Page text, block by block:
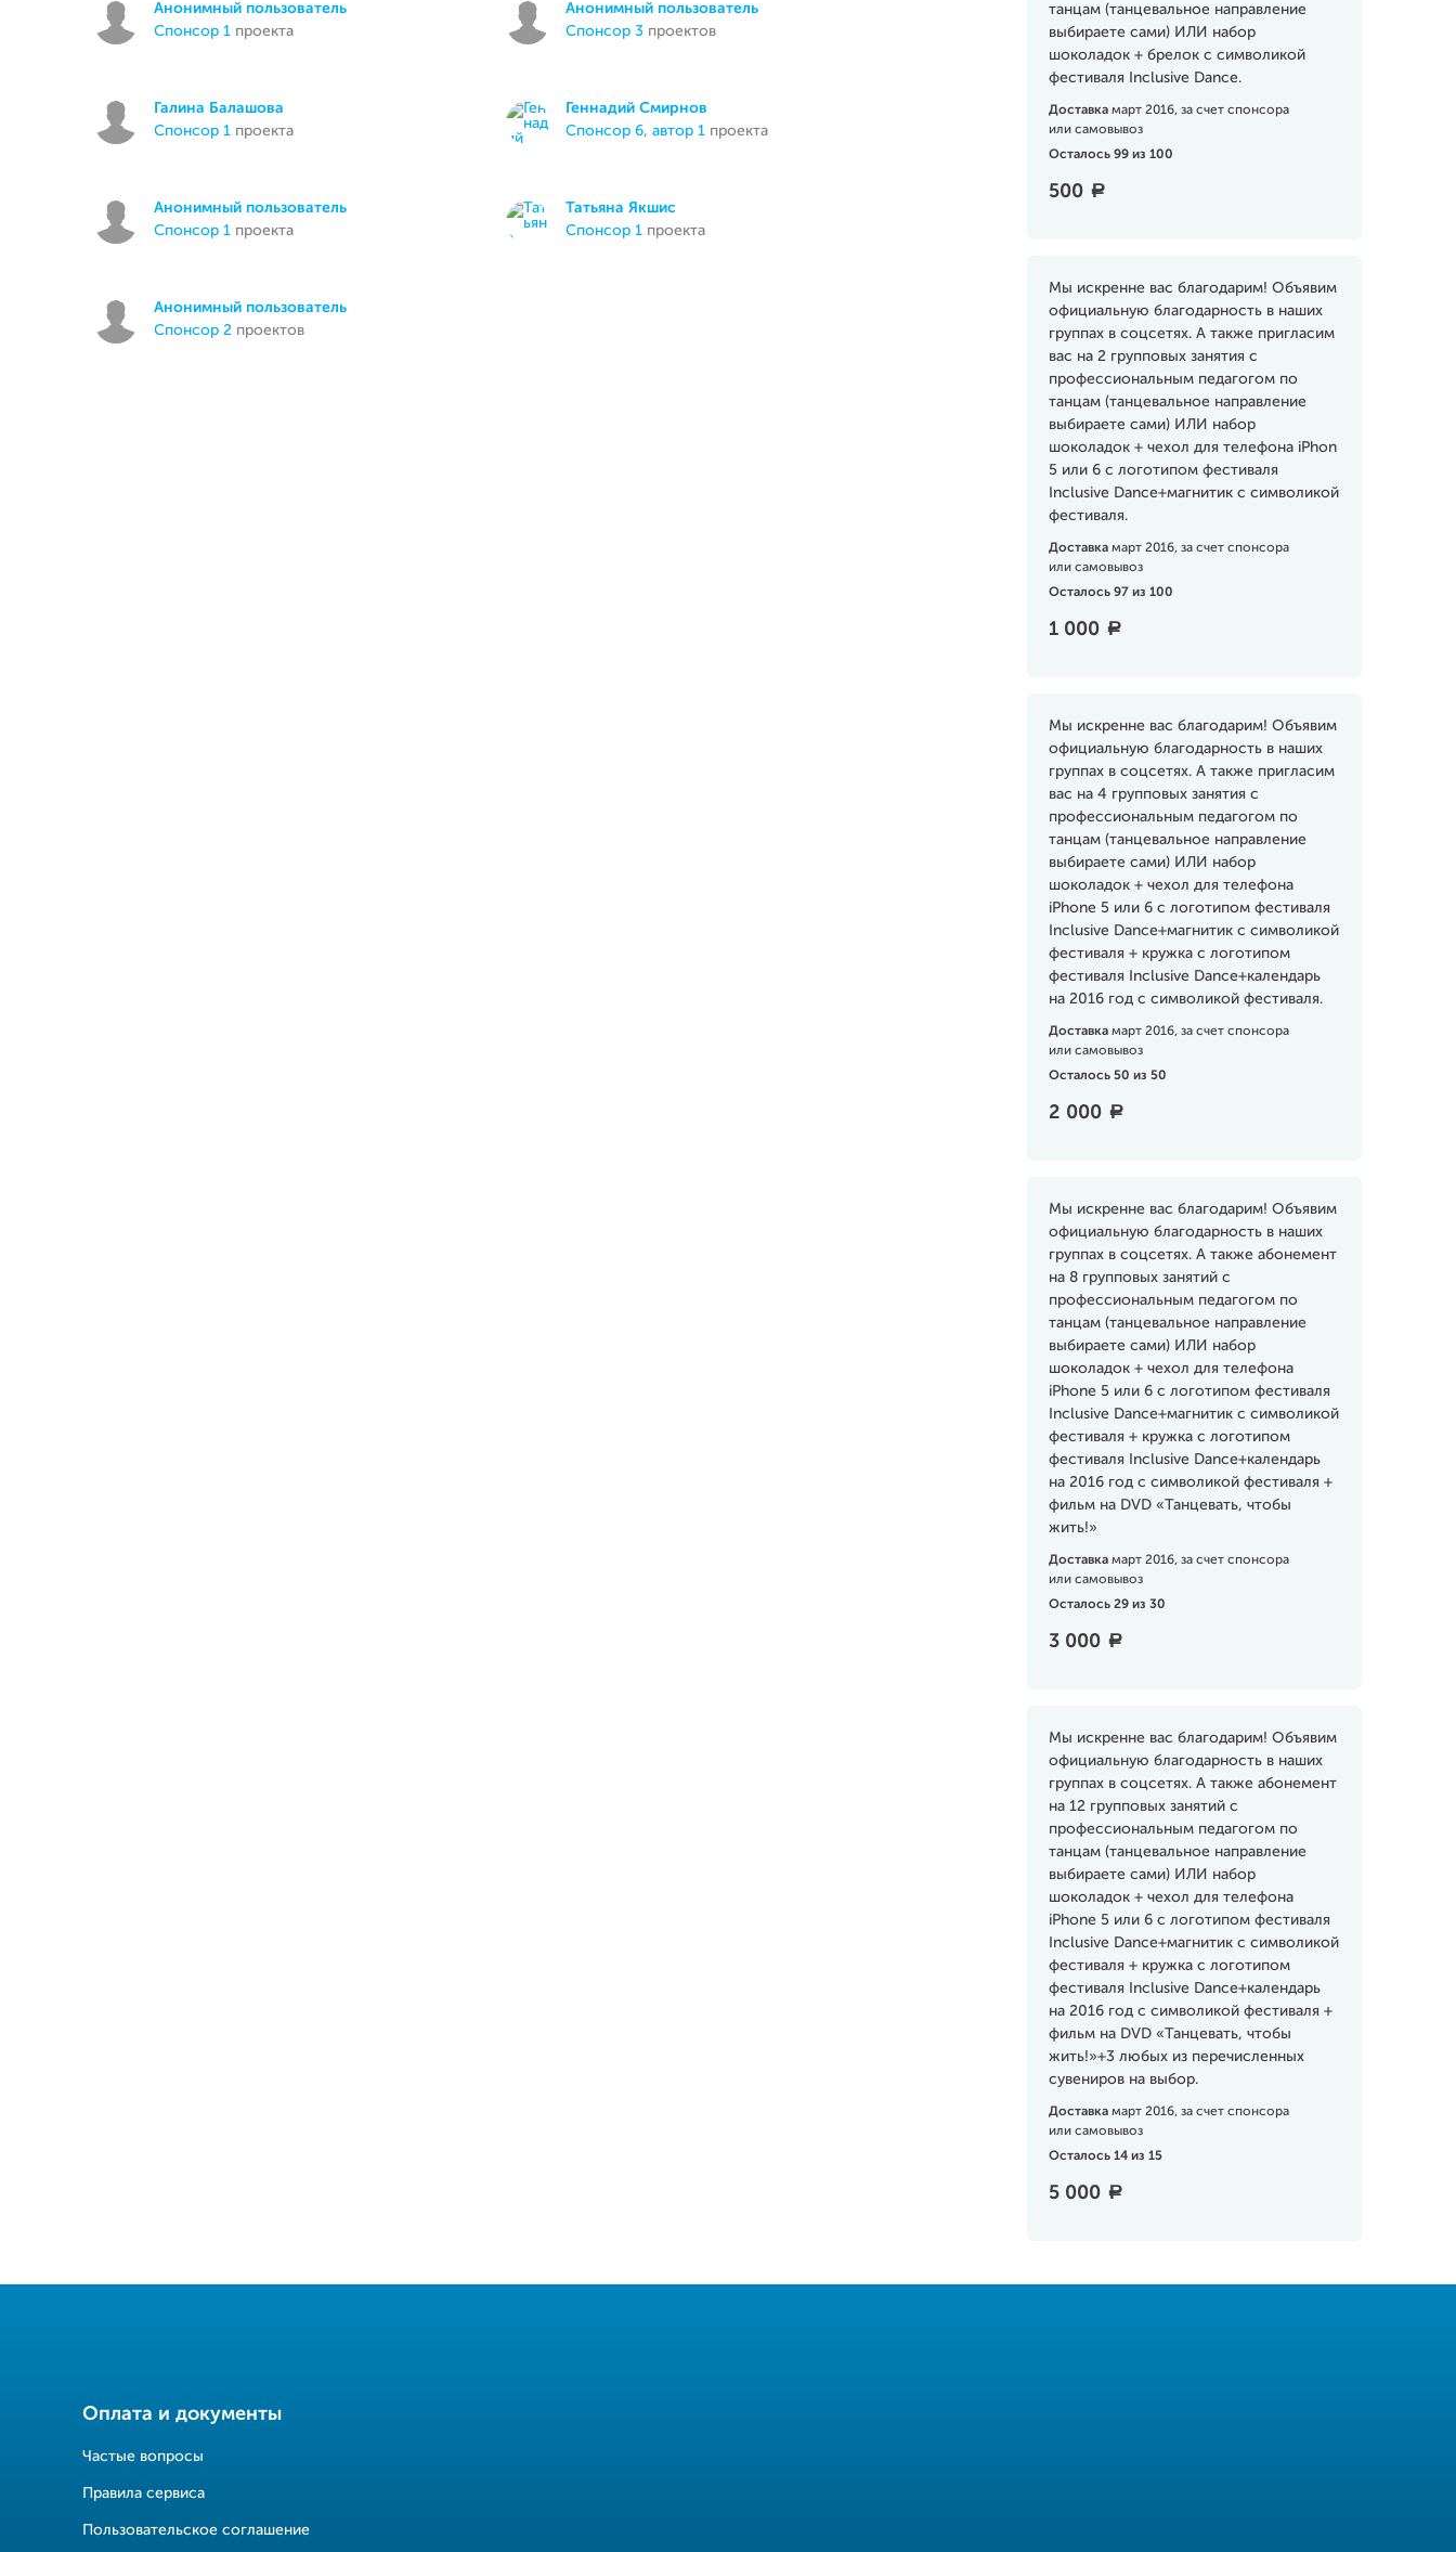
танцам (танцевальное направление
выбираете сами) ИЛИ набор
шоколадок + брелок с символикой
фестиваля Inclusive Dance.
Доставка март 2016, за счет спонсора
или самовывоз
Осталось 99 из 100
500 a
Мы искренне вас благодарим! Объявим
официальную благодарность в наших
группах в соцсетях. А также пригласим
вас на 2 групповых занятия с
профессиональным педагогом по
танцам (танцевальное направление
выбираете сами) ИЛИ набор
шоколадок + чехол для телефона iPhon
5 или 6 с логотипом фестиваля
Inclusive Dance+магнитик с символикой
фестиваля.
Доставка март 2016, за счет спонсора
или самовывоз
Осталось 97 из 100
1 000 a
Мы искренне вас благодарим! Объявим
официальную благодарность в наших
группах в соцсетях. А также пригласим
вас на 4 групповых занятия с
профессиональным педагогом по
танцам (танцевальное направление
выбираете сами) ИЛИ набор
шоколадок + чехол для телефона
iPhone 5 или 6 с логотипом фестиваля
Inclusive Dance+магнитик с символикой
фестиваля + кружка с логотипом
фестиваля Inclusive Dance+календарь
на 2016 год с символикой фестиваля.
Доставка март 2016, за счет спонсора
или самовывоз
Осталось 50 из 50
2 000 a
Мы искренне вас благодарим! Объявим
официальную благодарность в наших
группах в соцсетях. А также абонемент
на 8 групповых занятий с
профессиональным педагогом по
танцам (танцевальное направление
выбираете сами) ИЛИ набор
шоколадок + чехол для телефона
iPhone 5 или 6 с логотипом фестиваля
Inclusive Dance+магнитик с символикой
фестиваля + кружка с логотипом
фестиваля Inclusive Dance+календарь
на 2016 год с символикой фестиваля +
фильм на DVD «Танцевать, чтобы
жить!»
Доставка март 2016, за счет спонсора
или самовывоз
Осталось 29 из 30
3 000 a
Мы искренне вас благодарим! Объявим
официальную благодарность в наших
группах в соцсетях. А также абонемент
на 12 групповых занятий с
профессиональным педагогом по
танцам (танцевальное направление
выбираете сами) ИЛИ набор
шоколадок + чехол для телефона
iPhone 5 или 6 с логотипом фестиваля
Inclusive Dance+магнитик с символикой
фестиваля + кружка с логотипом
фестиваля Inclusive Dance+календарь
на 2016 год с символикой фестиваля +
фильм на DVD «Танцевать, чтобы
жить!»+3 любых из перечисленных
сувениров на выбор.
Доставка март 2016, за счет спонсора
или самовывоз
Осталось 14 из 15
5 000 a
Анонимный пользователь
спонсор 1 проекта
Анонимный пользователь
спонсор 3 проектов
Галина Балашова
спонсор 1 проекта
Геннадий Смирнов
спонсор 6,автор 1 проекта
Анонимный пользователь
спонсор 1 проекта
Татьяна Якшис
спонсор 1 проекта
Анонимный пользователь
спонсор 2 проектов
Оплата и документы
Частые вопросы
Правила сервиса
Пользовательское соглашение